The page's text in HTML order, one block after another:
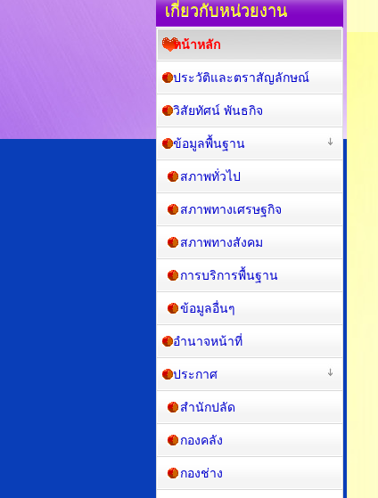
เกี่ยวกับหน่วยงาน
หน้าหลัก
ประวัติและตราสัญลักษณ์
วิสัยทัศน์ พันธกิจ
ข้อมูลพื้นฐาน
สภาพทั่วไป
สภาพทางเศรษฐกิจ
สภาพทางสังคม
การบริการพื้นฐาน
ข้อมูลอื่นๆ
อำนาจหน้าที่
ประกาศ
สำนักปลัด
กองคลัง
กองช่าง